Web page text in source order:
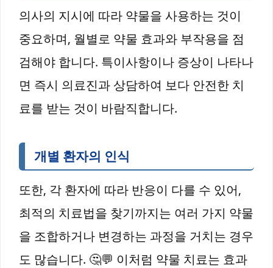
의사의 지시에 따라 약물을 사용하는 것이
중요하며, 월별로 약물 효과와 부작용을 점
검해야 합니다. 특이사항이나 증상이 나타나
면 즉시 의료진과 상담하여 보다 안전한 치
료를 받는 것이 바람직합니다.
개별 환자의 인식
또한, 각 환자에 따라 반응이 다를 수 있어,
최적의 치료법을 찾기까지는 여러 가지 약물
을 조합하거나 변경하는 과정을 거치는 경우
도 많습니다. 🤔💬 이처럼 약물 치료는 효과